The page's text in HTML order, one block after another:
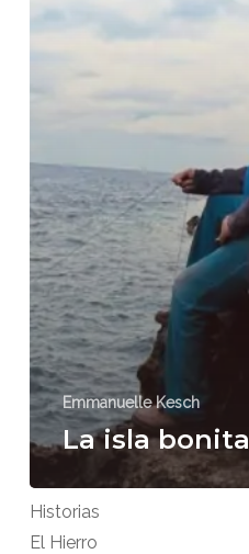
Emmanuelle Kesch
La isla bonita
Historias
El Hierro